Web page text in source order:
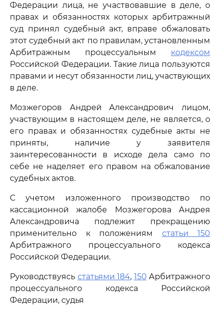
Федерации лица, не участвовавшие в деле, о
правах и обязанностях которых арбитражный
суд принял судебный акт, вправе обжаловать
этот судебный акт по правилам, установленным
Арбитражным процессуальным кодексом
Российской Федерации. Такие лица пользуются
правами и несут обязанности лиц, участвующих
в деле.
Мозжегоров Андрей Александрович лицом,
участвующим в настоящем деле, не является, о
его правах и обязанностях судебные акты не
приняты, наличие у заявителя
заинтересованности в исходе дела само по
себе не наделяет его правом на обжалование
судебных актов.
С учетом изложенного производство по
кассационной жалобе Мозжегорова Андрея
Александровича подлежит прекращению
применительно к положениям статьи 150
Арбитражного процессуального кодекса
Российской Федерации.
Руководствуясь статьями 184, 150 Арбитражного
процессуального кодекса Российской
Федерации, судья